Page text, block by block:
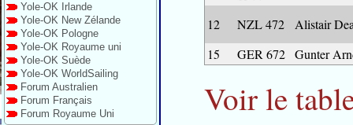
Yole-OK Irlande
Yole-OK New Zélande
Yole-OK Pologne
Yole-OK Royaume uni
Yole-OK Suède
Yole-OK WorldSailing
Forum Australien
Forum Français
Forum Royaume Uni
12 NZL 472
Alistair
15
GER 672 Gunter
Voir le